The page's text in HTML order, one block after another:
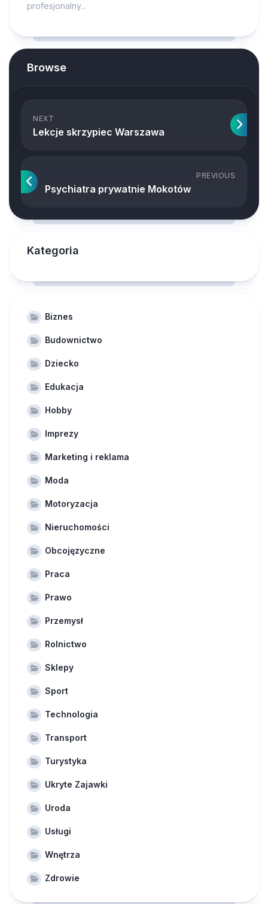
profesjonalny...
Browse
NEXT
Lekcje skrzypiec Warszawa
PREVIOUS
Psychiatra prywatnie Mokotów
Kategoria
Biznes
Budownictwo
Dziecko
Edukacja
Hobby
Imprezy
Marketing i reklama
Moda
Motoryzacja
Nieruchomości
Obcojęzyczne
Praca
Prawo
Przemysł
Rolnictwo
Sklepy
Sport
Technologia
Transport
Turystyka
Ukryte Zajawki
Uroda
Usługi
Wnętrza
Zdrowie